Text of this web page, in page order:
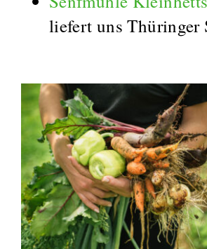
liefert uns Thüringer